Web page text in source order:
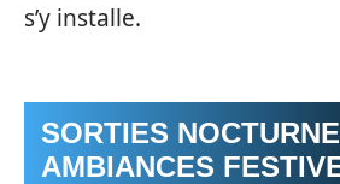
s’y installe.
SORTIES
AMBIANCES